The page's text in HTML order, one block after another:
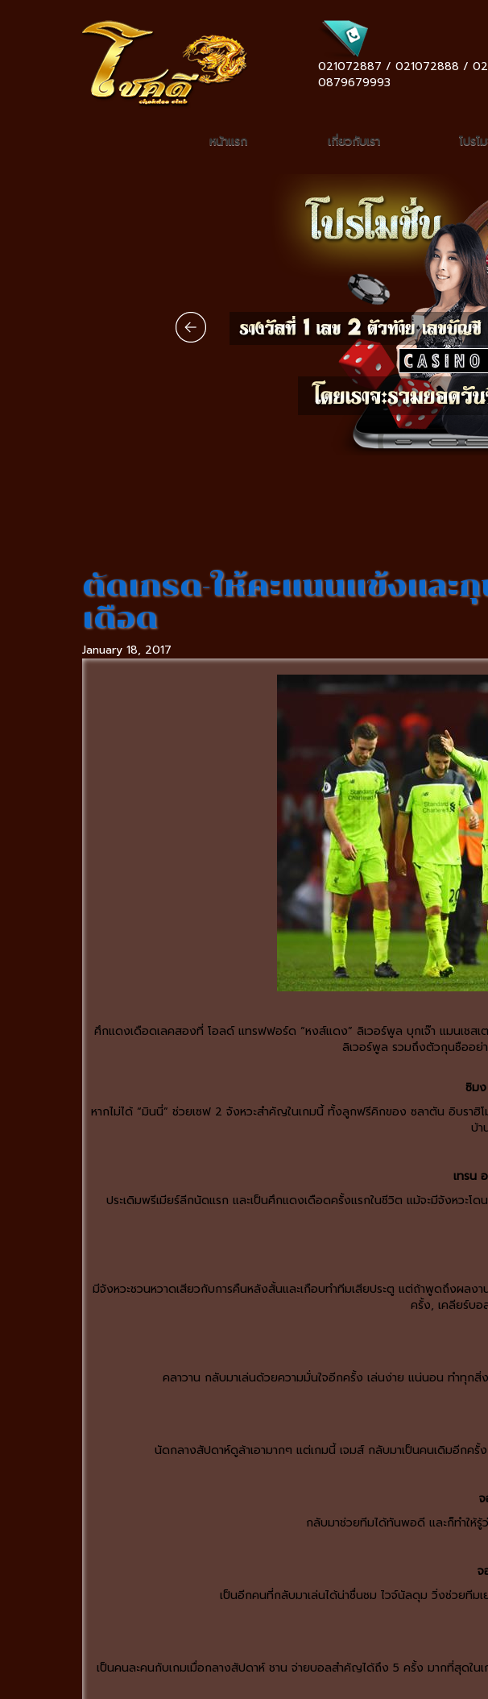
021072887 / 021072888 /
0879679993
หน้าแรก เกี่ยวกับเรา โปรโ
ตัดเกรด-ให้คะแนนแข้งและ
เดือด
January 18, 2017
ศึกแดงเดือดเลคสองที่ โอลด์ แทรฟฟอร์ด “หงส์แดง” ลิเวอร์พูล บุกเจ๊า แมนเชส
ลิเวอร์พูล รวมถึงตัวกุนซืออย่า
ซิม
หากไม่ได้ “มินนี่” ช่วยเซฟ 2 จังหวะสำคัญในเกมนี้ ทั้งลูกฟรีคิกของ ซลาตัน อิบรา
บ้า
เทรน
ประเดิมพรีเมียร์ลีกนัดแรก และเป็นศึกแดงเดือดครั้งแรกในชีวิต แม้จะมีจังหวะโ
มีจังหวะชวนหวาดเสียวกับการคืนหลังสั้นและเกือบทำทีมเสียประตู แต่ถ้าพูดถึงผลง
ครั้ง, เคลียร์บ
คลาวาน กลับมาเล่นด้วยความมั่นใจอีกครั้ง เล่นง่าย แน่นอน ทำทุก
นัดกลางสัปดาห์ดูล้าเอามากๆ แต่เกมนี้ เจมส์ กลับมาเป็นคนเดิมอีกครั้
กลับมาช่วยทีมได้ทันพอดี และก็ทำให้รู้
จ
เป็นอีกคนที่กลับมาเล่นได้น่าชื่นชม ไวจ์นัลดุม วิ่งช่วยทีมเ
เป็นคนละคนกับเกมเมื่อกลางสัปดาห์ ชาน จ่ายบอลสำคัญได้ถึง 5 ครั้ง มากที่สุดใน